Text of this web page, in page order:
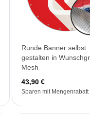
Runde Banner selbst
gestalten in
Mesh
43,90 €
Sparen mit Mengenrabatt